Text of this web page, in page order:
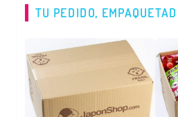
TU PEDIDO,